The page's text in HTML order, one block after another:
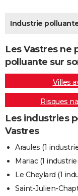
BONS PLANS
CARTE DE VOEUX
Carte de Noël
Carte Bonne année
Carte Saint-Valentin
Carte Pâques
Carte d'anniversaire
DICTIONNAIRE
Dictionnaire
Biographies
Citations
Expressions
Proverbes
PROGRAMME TV
COPAINS D'AVANT
Se connecter
Entreprises
Service militaire
Avis de recherche
AVIS DE DÉCÈS
FORUM
Industrie
Les Vastres ne
polluante sur
Villes
Risques
Les industries
Vastres
Araules (1
Mariac (1
Le Cheylard (1
Saint-Julien-